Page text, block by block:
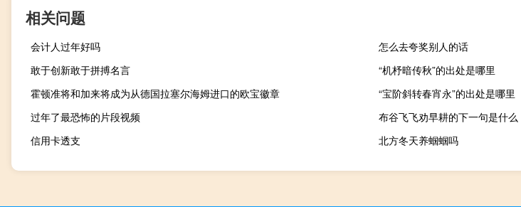
相关问题
会计人过年好吗
怎么去夸奖别人的话
敢于创新敢于拼搏名言
“机杼暗传秋”的出处是哪里
霍顿准将和加来将成为从德国拉塞尔海姆进口的欧宝徽章
“宝阶斜转春宵永”的出处是哪里
过年了最恐怖的片段视频
布谷飞飞劝早耕的下一句是什么
信用卡透支
北方冬天养蝈蝈吗